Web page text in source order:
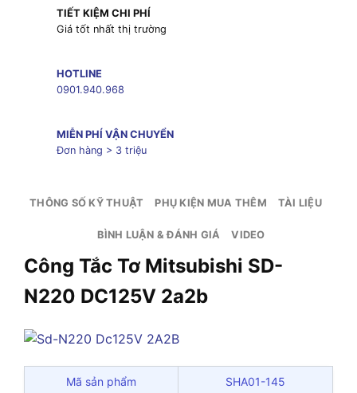
TIẾT KIỆM CHI PHÍ
Giá tốt nhất thị trường
HOTLINE
0901.940.968
MIỄN PHÍ VẬN CHUYỂN
Đơn hàng > 3 triệu
THÔNG SỐ KỸ THUẬT PHỤ KIỆN MUA THÊM TÀI LIỆU
BÌNH LUẬN & ĐÁNH GIÁ VIDEO
Công Tắc Tơ Mitsubishi SD-
N220 DC125V 2a2b
Mã sản phẩm SHA01-145